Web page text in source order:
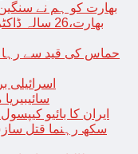
بھارت کو ہم نے
بھارت،26
حماس کی قید سے رہا
اسرائیلی
سائیبیریا
ایران کا بائیو
سکھ رہنما قتل